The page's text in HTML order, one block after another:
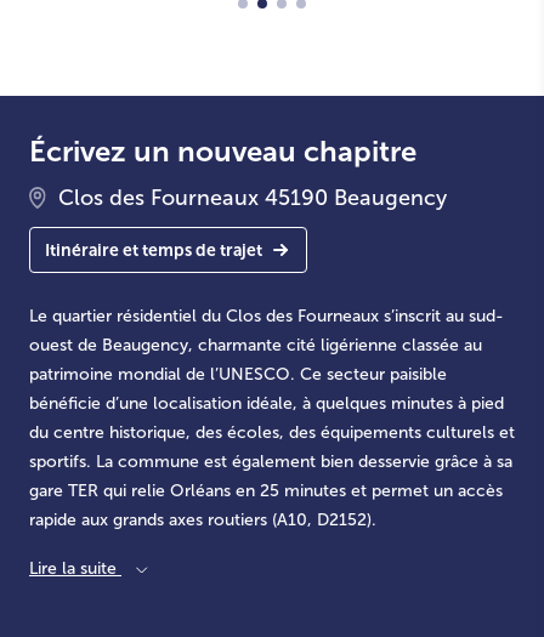
Écrivez un nouveau chapitre
Clos des Fourneaux 45190 Beaugency
Itinéraire et temps de trajet
Le quartier résidentiel du Clos des Fourneaux s’inscrit au sud-
ouest de Beaugency, charmante cité ligérienne classée au
patrimoine mondial de l’UNESCO. Ce secteur paisible
bénéficie d’une localisation idéale, à quelques minutes à pied
du centre historique, des écoles, des équipements culturels et
sportifs. La commune est également bien desservie grâce à sa
gare TER qui relie Orléans en 25 minutes et permet un accès
rapide aux grands axes routiers (A10, D2152).
Lire la suite